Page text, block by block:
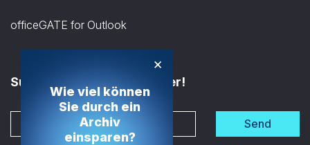
officeGATE for Outlook
Subscribe to the Newsletter!
Send
×
Wie viel können
Sie durch ein
Archiv
einsparen?